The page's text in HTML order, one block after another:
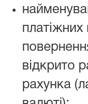
платіжних
відкрито
рахунка